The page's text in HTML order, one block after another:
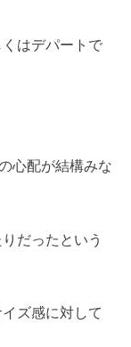
はデパートで
心配が結構みな
だったという
ズ感に対して